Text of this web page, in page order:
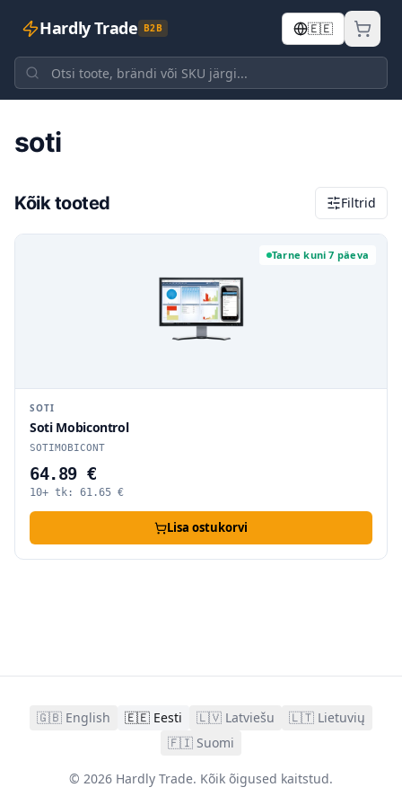
Hardly Trade B2B 🇪🇪
Avaleht soti
soti
Kõik tooted Filtrid
Tarne kuni 7 päeva
SOTI
Soti Mobicontrol
SOTIMOBICONT
64.89 €
10+ tk: 61.65 €
Lisa ostukorvi
🇬🇧 English 🇪🇪 Eesti 🇱🇻 Latviešu 🇱🇹 Lietuvių
🇫🇮 Suomi
© 2026 Hardly Trade. Kõik õigused kaitstud.